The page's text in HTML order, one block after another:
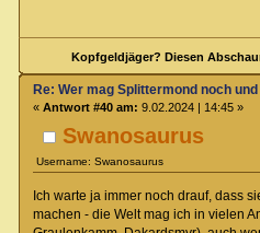
Kopfgeldjäger? Diesen
Swanosaurus
Username: Swanosaurus
Re: Wer mag Splittermond noch
« Antwort #40 am: 9.02.2024 | 14:45 »
Ich warte ja immer noch drauf, dass
machen - die Welt mag ich in vielen